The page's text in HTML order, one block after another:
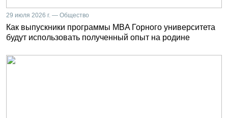
29 июля 2026 г. — Общество
Как выпускники программы MBA Горного университета
будут использовать полученный опыт на родине